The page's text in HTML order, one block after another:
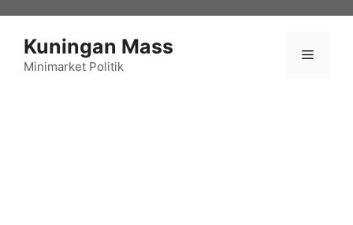
Kuningan Mass
Minimarket Politik
Menu